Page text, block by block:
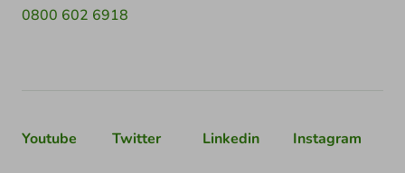
0800 602 6918
Youtube Twitter Linkedin Instagram